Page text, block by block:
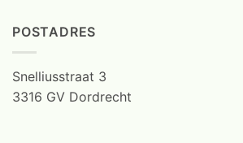
POSTADRES
Snelliusstraat 3
3316 GV Dordrecht